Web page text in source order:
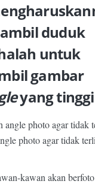
duduk
untuk
gambar
yang
photo agar tidak
kawan akan